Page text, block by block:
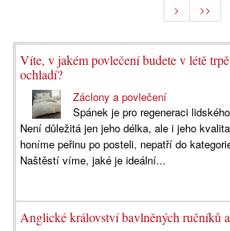
>
>>
Víte, v jakém povlečení budete v létě
ochladí?
Záclony a povlečení
Spánek je pro regeneraci
Není důležitá jen jeho délka, ale i jeho
honíme peřinu po posteli, nepatří do
Naštěstí víme, jaké je ideální...
Anglické království bavlněných ručníků